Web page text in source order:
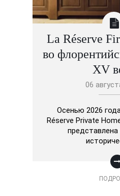
La Réserve
во
XV
06
Осенью 2026
Réserve Private